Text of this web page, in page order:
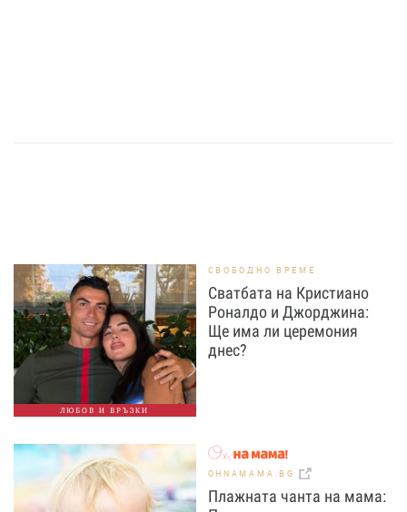
ЛЮБОВ И ВРЪЗКИ
СВОБОДНО ВРЕМЕ
Сватбата на Кристиано
Роналдо и Джорджина:
Ще има ли церемония
днес?
OHNAMAMA.BG
Плажната чанта на мама: